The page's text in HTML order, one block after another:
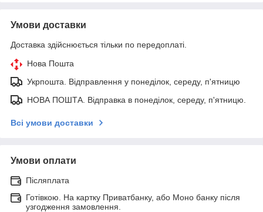
Умови доставки
Доставка здійснюється тільки по передоплаті.
Нова Пошта
Укрпошта. Відправлення у понеділок, середу, п'ятницю
НОВА ПОШТА. Відправка в понеділок, середу, п'ятницю.
Всі умови доставки
Умови оплати
Післяплата
Готівкою. На картку Приватбанку, або Моно банку після
узгодження замовлення.